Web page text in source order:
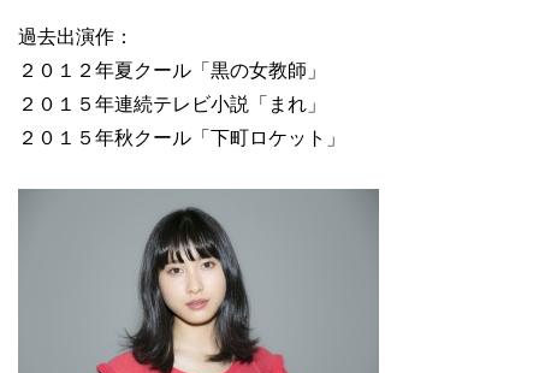
過去出演作：
２０１２年夏クール「黒の女教師」
２０１５年連続テレビ小説「まれ」
２０１５年秋クール「下町ロケット」